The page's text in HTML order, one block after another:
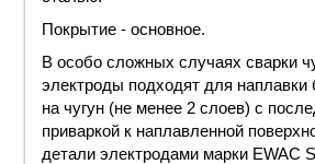
Покрытие - основное.
В особо сложных случаях сварки
электроды подходят для наплавки
на чугун (не менее 2 слоев) с
приваркой к наплавленной
детали электродами марки EWAC